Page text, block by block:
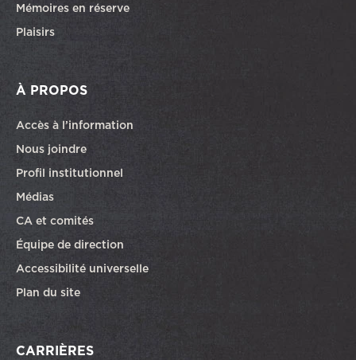
Mémoires en réserve
Plaisirs
À PROPOS
Accès à l’information
Nous joindre
Profil institutionnel
Médias
CA et comités
Équipe de direction
Accessibilité universelle
Plan du site
CARRIÈRES